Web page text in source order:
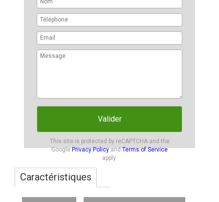
Caractéristiques
Valider
This site is protected by reCAPTCHA and the
GooglePrivacy PolicyandTerms of Service
apply.